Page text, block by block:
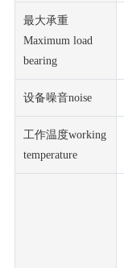
最大承重
Maximum load
bearing
设备噪音noise
工作温度working
temperature